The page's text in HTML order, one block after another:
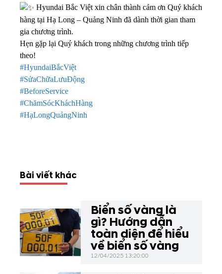
Hyundai Bắc Việt xin chân thành cảm ơn Quý khách
hàng tại Hạ Long – Quảng Ninh đã dành thời gian tham
gia chương trình.
Hẹn gặp lại Quý khách trong những chương trình tiếp
theo!
#HyundaiBắcViệt
#SửaChữaLưuĐộng
#BeforeService
#ChămSócKháchHàng
#HạLongQuảngNinh
Bài viết khác
Biển số vàng là
gì? Hướng dẫn
toàn diện để hiểu
về biển số vàng
12/04/2025 13:20:00